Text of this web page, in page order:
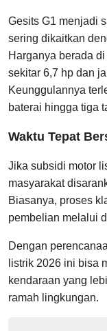
Gesits G1 menjadi
sering dikaitkan
Harganya berada
sekitar 6,7 hp dan
Keunggulannya
baterai hingga tiga
Waktu Tepat
Jika subsidi motor
masyarakat
Biasanya, proses
pembelian melalui
Dengan
listrik 2026 ini bisa
kendaraan yang
ramah lingkungan.